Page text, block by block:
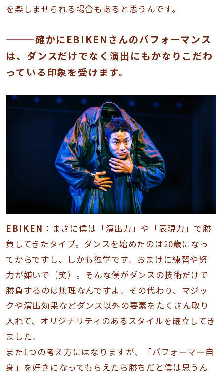
を楽しませられる場合もあると思うんです。
———確かにEBIKENさんのパフォーマンス
は、ダンスだけでなく演出にもかなりこだわ
っている印象を受けます。
EBIKEN： まさに僕は「演出力」や「表現力」で勝
負してきたタイプ。ダンスを始めたのは20歳になっ
てからですし、しかも独学です。おまけに練習や努
力が嫌いで（笑）。そんな僕がダンスの技術だけで
勝負するのは無理なんですよ。その代わり、マジッ
クや演出効果などダンス以外の要素をたくさん取り
入れて、オリジナリティのあるスタイルを確立してき
ました。
また1つの考え方にはなりますが、「パフォーマー自
身」を好きになってもらえたら勝ちだと僕は思うん